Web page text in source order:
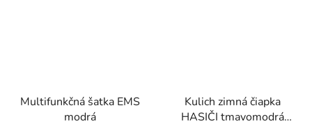
Multifunkčná šatka EMS
modrá
Kulich zimná čiapka
HASIČI tmavomodrá